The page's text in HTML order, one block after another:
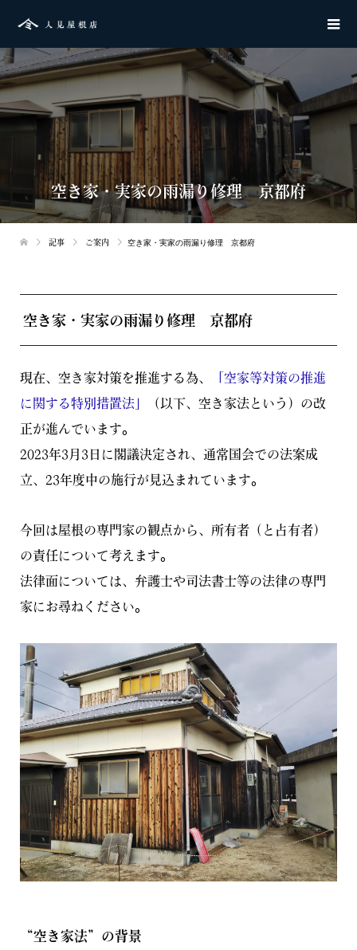
空き家・実家の雨漏り修理 京都府
記事 ご案内 空き家・実家の雨漏り修理 京都府
空き家・実家の雨漏り修理 京都府
現在、空き家対策を推進する為、
「空家等対策の推進
に関する特別措置法」
（以下、空き家法という）の改
正が進んでいます。
2023年3月3日に閣議決定され、通常国会での法案成
立、23年度中の施行が見込まれています。
今回は屋根の専門家の観点から、所有者（と占有者）
の責任について考えます。
法律面については、弁護士や司法書士等の法律の専門
家にお尋ねください。
“空き家法”の背景